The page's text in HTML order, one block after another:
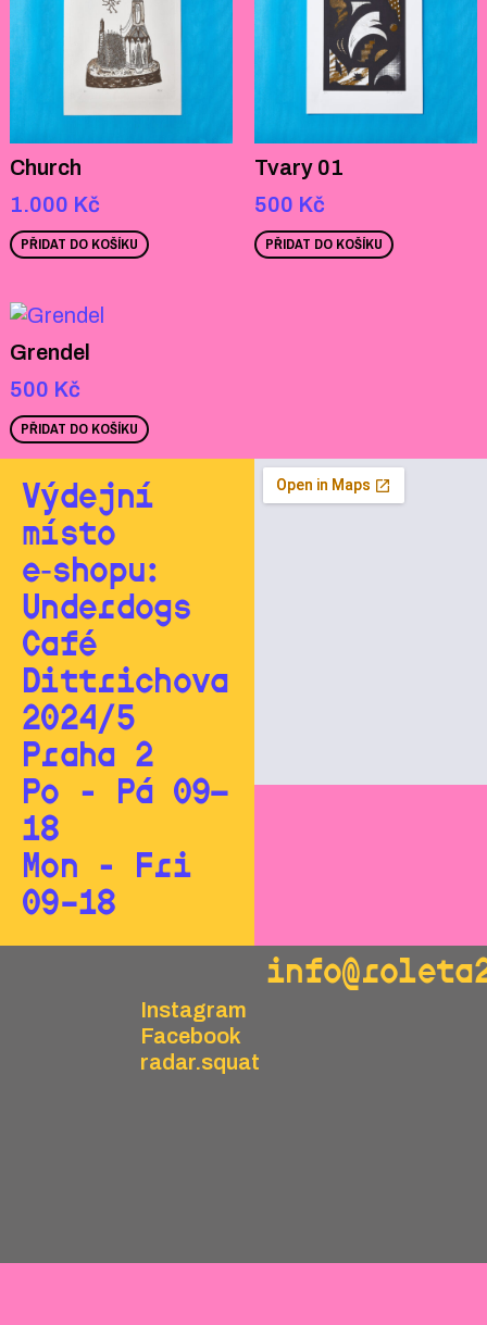
Church
1.000 Kč
PŘIDAT DO KOŠÍKU
Tvary 01
500 Kč
PŘIDAT DO KOŠÍKU
Grendel
500 Kč
PŘIDAT DO KOŠÍKU
Výdejní
místo
e‑shopu:
Underdogs
Café
Dittrichova
2024/5
Praha 2
Po - Pá 09—
18
Mon - Fri
09–18
Instagram
Facebook
radar.squat